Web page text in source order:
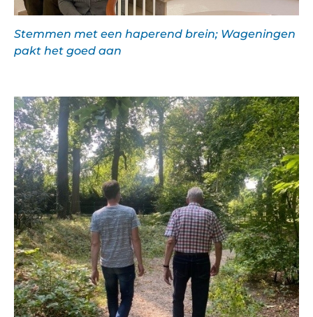
Stemmen met een haperend brein; Wageningen
pakt het goed aan